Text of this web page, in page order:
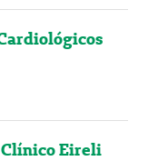
Clínico Eireli